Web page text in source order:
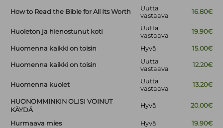
How to Read the Bible for All Its Worth
Uutta
vastaava
16.80€
Huoleton ja hienostunut koti
Uutta
vastaava
19.90€
Huomenna kaikki on toisin Hyvä 15.00€
Huomenna kaikki on toisin
Uutta
vastaava
12.20€
Huomenna kuolet
Uutta
vastaava
13.20€
HUONOMMINKIN OLISI VOINUT
KÄYDÄ
Hyvä 20.00€
Hurmaava mies Hyvä
19.90€